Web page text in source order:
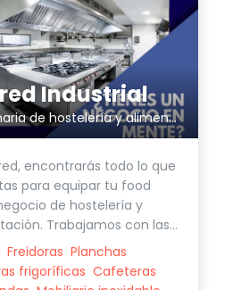
Industrial
Maquinaria de hostelería y alimentación
encontrarás todo lo que
para equipar tu food
de hostelería y
Trabajamos con las...
Freidoras Planchas
frigoríficas Cafeteras